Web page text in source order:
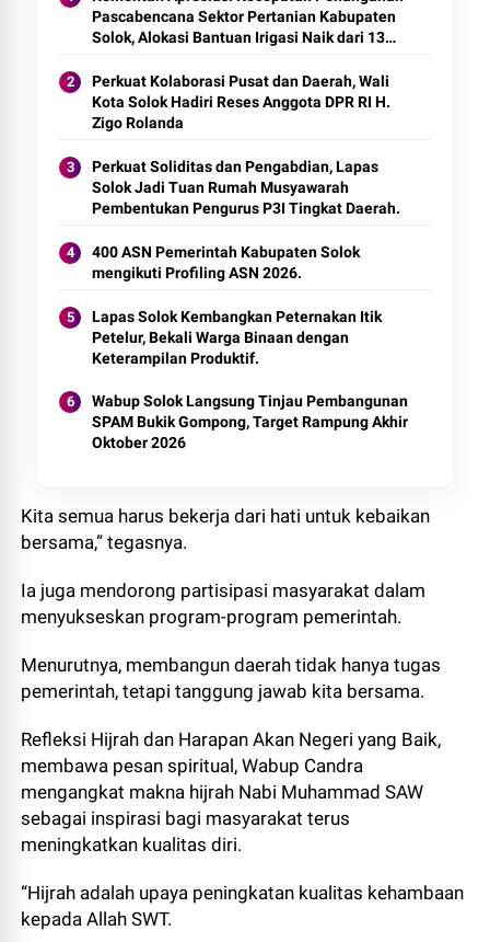
Pascabencana Sektor Pertanian Kabupaten
Solok, Alokasi Bantuan Irigasi Naik dari 13
Perkuat Kolaborasi Pusat dan Daerah, Wali
Kota Solok Hadiri Reses Anggota DPR RI H.
Zigo Rolanda
Perkuat Soliditas dan Pengabdian, Lapas
Solok Jadi Tuan Rumah Musyawarah
Pembentukan Pengurus P3I Tingkat Daerah.
400 ASN Pemerintah Kabupaten Solok
mengikuti Profiling ASN 2026.
Lapas Solok Kembangkan Peternakan Itik
Petelur, Bekali Warga Binaan dengan
Keterampilan Produktif.
Wabup Solok Langsung Tinjau Pembangunan
SPAM Bukik Gompong, Target Rampung Akhir
Oktober 2026
Kita semua harus bekerja dari hati untuk kebaikan
bersama,” tegasnya.
Ia juga mendorong partisipasi masyarakat dalam
menyukseskan program-program pemerintah.
Menurutnya, membangun daerah tidak hanya tugas
pemerintah, tetapi tanggung jawab kita bersama.
Refleksi Hijrah dan Harapan Akan Negeri yang Baik,
membawa pesan spiritual, Wabup Candra
mengangkat makna hijrah Nabi Muhammad SAW
sebagai inspirasi bagi masyarakat terus
meningkatkan kualitas diri.
“Hijrah adalah upaya peningkatan kualitas kehambaan
kepada Allah SWT.